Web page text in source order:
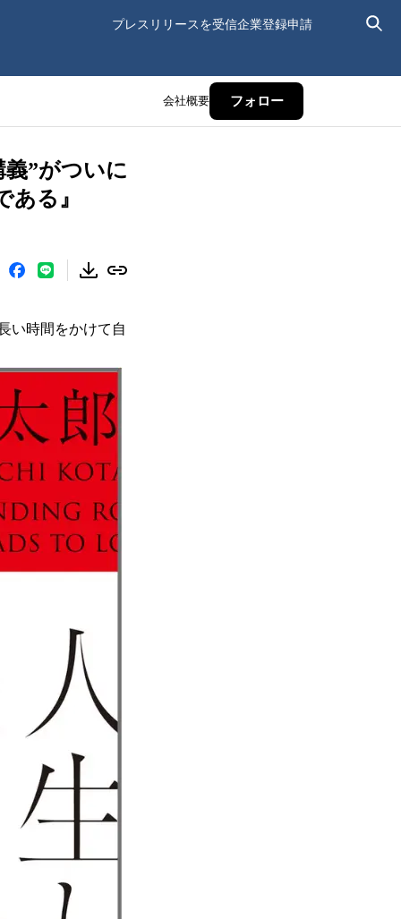
プレスリリースを受信企業登録申請
会社概要 フォロー
”がついに
る』
い時間をかけて自